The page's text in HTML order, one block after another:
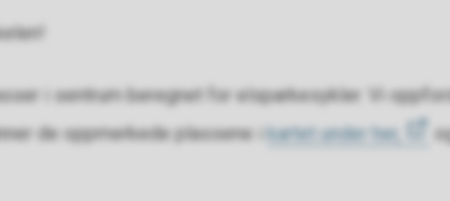
i sentrum beregnet for elsparkesykler. Vi
de oppmerkede plassene i kartet under her,